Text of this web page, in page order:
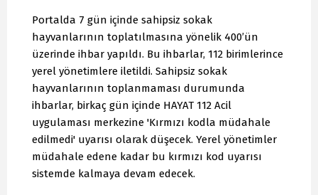
Portalda 7 gün içinde sahipsiz sokak
hayvanlarının toplatılmasına yönelik 400’ün
üzerinde ihbar yapıldı. Bu ihbarlar, 112 birimlerince
yerel yönetimlere iletildi. Sahipsiz sokak
hayvanlarının toplanmaması durumunda
ihbarlar, birkaç gün içinde HAYAT 112 Acil
uygulaması merkezine 'Kırmızı kodla müdahale
edilmedi' uyarısı olarak düşecek. Yerel yönetimler
müdahale edene kadar bu kırmızı kod uyarısı
sistemde kalmaya devam edecek.